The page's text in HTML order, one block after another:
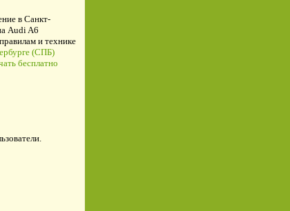
в Санкт-
Audi A6
и технике
(СПБ)
бесплатно